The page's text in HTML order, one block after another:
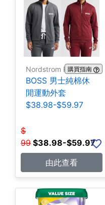
Nordstrom Rack購買指南
BOSS 男士純棉休
閒運動外套
$38.98-$59.97
$
99 $38.98-$59.97
由此查看